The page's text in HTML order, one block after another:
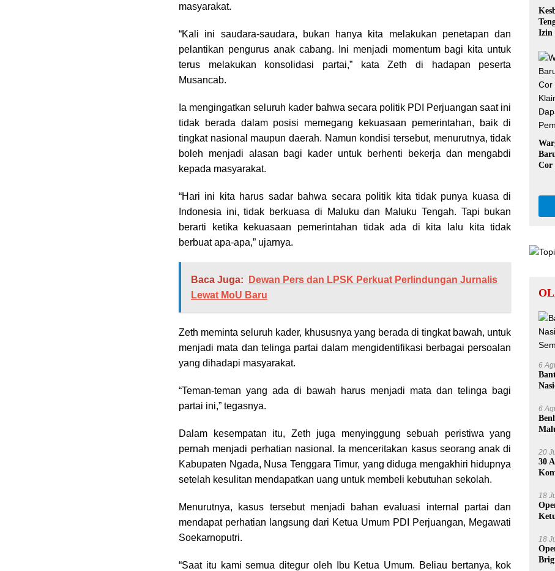
masyarakat.
“Kali ini saudara-saudara, bukan hanya kita melakukan penetapan dan
pelantikan pengurus anak cabang. Ini menjadi momentum bagi kita untuk
terus melakukan konsolidasi partai,” kata Zeth di hadapan peserta
Musancab.
Ia mengingatkan seluruh kader bahwa secara politik PDI Perjuangan saat ini
tidak berada dalam posisi memegang kekuasaan pemerintahan, baik di
tingkat nasional maupun daerah. Namun kondisi tersebut, menurutnya, tidak
boleh menjadi alasan bagi kader untuk berhenti bekerja dan mengabdi
kepada masyarakat.
“Hari ini kita harus sadar bahwa secara politik kita tidak punya kuasa di
Indonesia ini, tidak berkuasa di Maluku dan Maluku Tengah. Tapi bukan
berarti ketika kekuasaan pemerintahan tidak ada di kita lalu kita tidak
berbuat apa-apa,” ujarnya.
Baca Juga:
Dewan Pers dan LPSK Perkuat Perlindungan Jurnalis
Lewat MoU Baru
Zeth meminta seluruh kader, khususnya yang berada di tingkat bawah, untuk
menjadi mata dan telinga partai dalam mengidentifikasi berbagai persoalan
yang dihadapi masyarakat.
“Teman-teman yang ada di bawah harus menjadi mata dan telinga bagi
partai ini,” tegasnya.
Dalam kesempatan itu, Zeth juga menyinggung sebuah peristiwa yang
pernah menjadi perhatian nasional. Ia menceritakan kasus seorang anak di
Kabupaten Ngada, Nusa Tenggara Timur, yang diduga mengakhiri hidupnya
setelah kesulitan mendapatkan uang untuk membeli kebutuhan sekolah.
Menurutnya, kasus tersebut menjadi bahan evaluasi internal partai dan
mendapat perhatian langsung dari Ketua Umum PDI Perjuangan, Megawati
Soekarnoputri.
“Saat itu kami semua ditegur oleh Ibu Ketua Umum. Beliau bertanya, kok
Izin
Tak
Cor
6
6
20
30
18
18